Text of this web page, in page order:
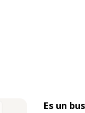
Es un